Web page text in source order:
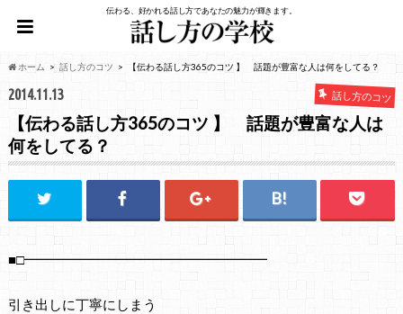
伝わる、好かれる話し方であなたの魅力が輝きます。
ホーム 話し方のコツ 【伝わる話し方365のコツ 】 話題が豊富な人は何をしてる？
2014.11.13 話し方のコツ
【伝わる話し方365のコツ 】 話題が豊富な人は
何をしてる？
■□━━━━━━━━━━━━━━━━━━
引き出しに丁寧にしまう